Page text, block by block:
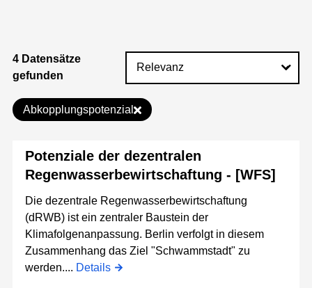
4 Datensätze
gefunden
Abkopplungspotenzial
Potenziale der dezentralen
Regenwasserbewirtschaftung - [WFS]
Die dezentrale Regenwasserbewirtschaftung
(dRWB) ist ein zentraler Baustein der
Klimafolgenanpassung. Berlin verfolgt in diesem
Zusammenhang das Ziel "Schwammstadt" zu
werden.... Details